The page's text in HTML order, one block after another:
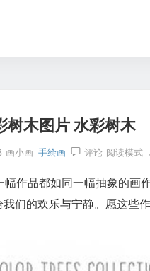
树木图片 水彩树木
画小画 手绘画 评论 阅读模式
作品都如同一幅抽象的
们的欢乐与宁静。愿这些